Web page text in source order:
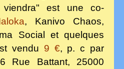
est une co-
, Kanivo Chaos,
Social et quelques
vendu 9 €, p. c par
Rue Battant, 25000